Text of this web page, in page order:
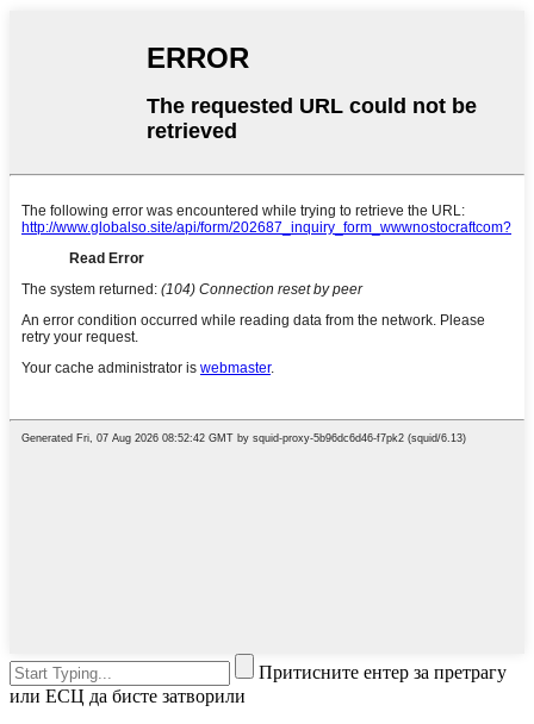
Притисните ентер за претрагу
или ЕСЦ да бисте затворили